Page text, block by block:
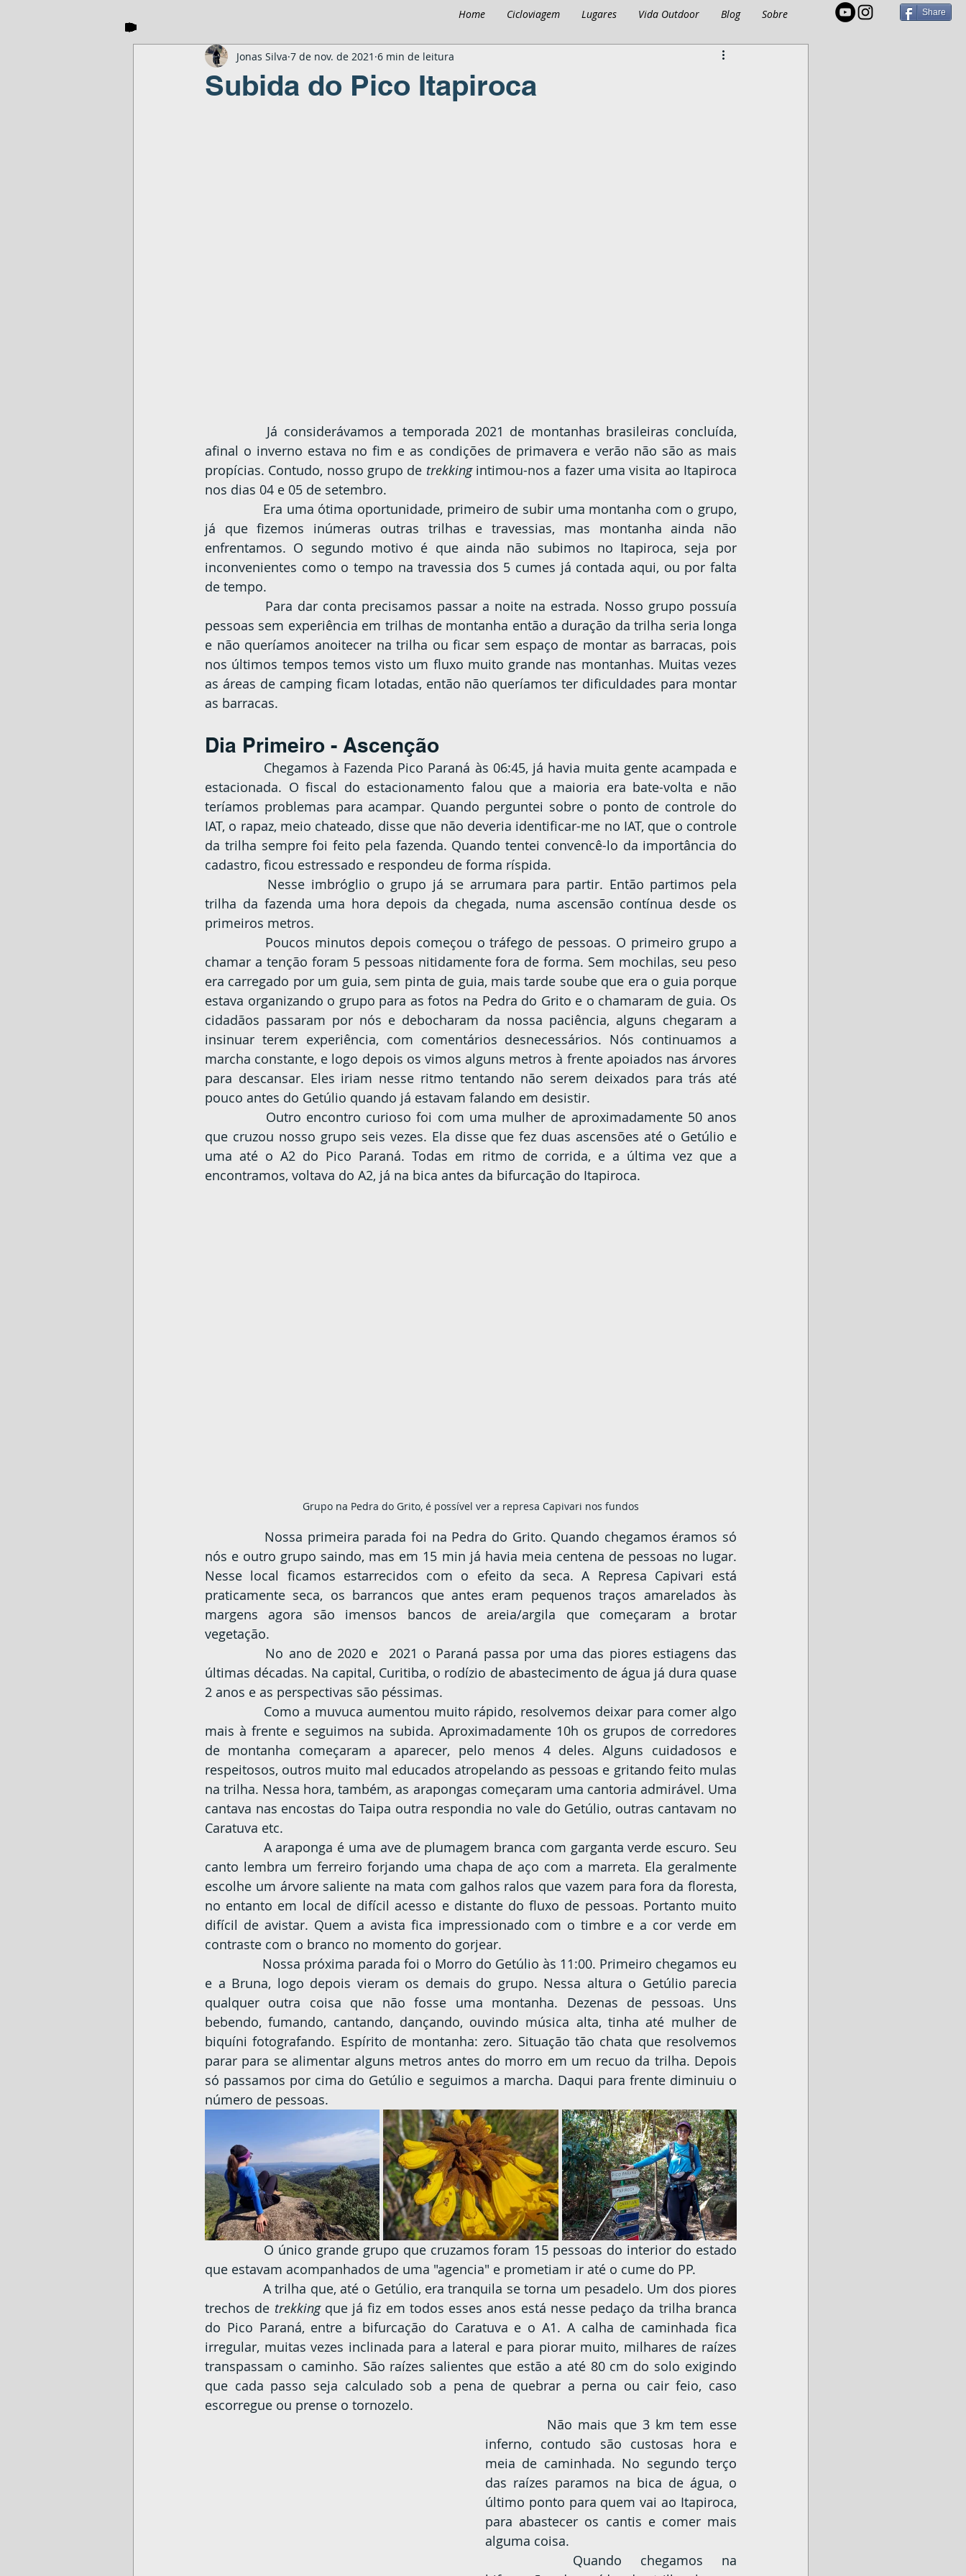
Home Cicloviagem Lugares Vida Outdoor Blog Sobre Share
Subida do Pico Itapiroca
Jonas Silva 7 de nov. de 2021 6 min de leitura
afinal o inverno estava no fim e as condições de primavera e verão não são as mais
propícias. Contudo, nosso grupo de trekking intimou-nos a fazer uma visita ao Itapiroca
nos dias 04 e 05 de setembro.
já que fizemos inúmeras outras trilhas e travessias, mas montanha ainda não
enfrentamos. O segundo motivo é que ainda não subimos no Itapiroca, seja por
inconvenientes como o tempo na travessia dos 5 cumes já contada aqui, ou por falta
de tempo.
pessoas sem experiência em trilhas de montanha então a duração da trilha seria longa
e não queríamos anoitecer na trilha ou ficar sem espaço de montar as barracas, pois
nos últimos tempos temos visto um fluxo muito grande nas montanhas. Muitas vezes
as áreas de camping ficam lotadas, então não queríamos ter dificuldades para montar
as barracas.
Dia Primeiro - Ascenção
estacionada. O fiscal do estacionamento falou que a maioria era bate-volta e não
teríamos problemas para acampar. Quando perguntei sobre o ponto de controle do
IAT, o rapaz, meio chateado, disse que não deveria identificar-me no IAT, que o controle
da trilha sempre foi feito pela fazenda. Quando tentei convencê-lo da importância do
cadastro, ficou estressado e respondeu de forma ríspida.
trilha da fazenda uma hora depois da chegada, numa ascensão contínua desde os
primeiros metros.
chamar a tenção foram 5 pessoas nitidamente fora de forma. Sem mochilas, seu peso
era carregado por um guia, sem pinta de guia, mais tarde soube que era o guia porque
estava organizando o grupo para as fotos na Pedra do Grito e o chamaram de guia. Os
cidadãos passaram por nós e debocharam da nossa paciência, alguns chegaram a
insinuar terem experiência, com comentários desnecessários. Nós continuamos a
marcha constante, e logo depois os vimos alguns metros à frente apoiados nas árvores
para descansar. Eles iriam nesse ritmo tentando não serem deixados para trás até
pouco antes do Getúlio quando já estavam falando em desistir.
que cruzou nosso grupo seis vezes. Ela disse que fez duas ascensões até o Getúlio e
uma até o A2 do Pico Paraná. Todas em ritmo de corrida, e a última vez que a
encontramos, voltava do A2, já na bica antes da bifurcação do Itapiroca.
Grupo na Pedra do Grito, é possível ver a represa Capivari nos fundos
nós e outro grupo saindo, mas em 15 min já havia meia centena de pessoas no lugar.
Nesse local ficamos estarrecidos com o efeito da seca. A Represa Capivari está
praticamente seca, os barrancos que antes eram pequenos traços amarelados às
margens agora são imensos bancos de areia/argila que começaram a brotar
vegetação.
últimas décadas. Na capital, Curitiba, o rodízio de abastecimento de água já dura quase
2 anos e as perspectivas são péssimas.
mais à frente e seguimos na subida. Aproximadamente 10h os grupos de corredores
de montanha começaram a aparecer, pelo menos 4 deles. Alguns cuidadosos e
respeitosos, outros muito mal educados atropelando as pessoas e gritando feito mulas
na trilha. Nessa hora, também, as arapongas começaram uma cantoria admirável. Uma
cantava nas encostas do Taipa outra respondia no vale do Getúlio, outras cantavam no
Caratuva etc.
canto lembra um ferreiro forjando uma chapa de aço com a marreta. Ela geralmente
escolhe um árvore saliente na mata com galhos ralos que vazem para fora da floresta,
no entanto em local de difícil acesso e distante do fluxo de pessoas. Portanto muito
difícil de avistar. Quem a avista fica impressionado com o timbre e a cor verde em
contraste com o branco no momento do gorjear.
e a Bruna, logo depois vieram os demais do grupo. Nessa altura o Getúlio parecia
qualquer outra coisa que não fosse uma montanha. Dezenas de pessoas. Uns
bebendo, fumando, cantando, dançando, ouvindo música alta, tinha até mulher de
biquíni fotografando. Espírito de montanha: zero. Situação tão chata que resolvemos
parar para se alimentar alguns metros antes do morro em um recuo da trilha. Depois
só passamos por cima do Getúlio e seguimos a marcha. Daqui para frente diminuiu o
número de pessoas.
que estavam acompanhados de uma "agencia" e prometiam ir até o cume do PP.
trechos de trekking que já fiz em todos esses anos está nesse pedaço da trilha branca
do Pico Paraná, entre a bifurcação do Caratuva e o A1. A calha de caminhada fica
irregular, muitas vezes inclinada para a lateral e para piorar muito, milhares de raízes
transpassam o caminho. São raízes salientes que estão a até 80 cm do solo exigindo
que cada passo seja calculado sob a pena de quebrar a perna ou cair feio, caso
escorregue ou prense o tornozelo.
inferno, contudo são custosas hora e
meia de caminhada. No segundo terço
das raízes paramos na bica de água, o
último ponto para quem vai ao Itapiroca,
para abastecer os cantis e comer mais
alguma coisa.